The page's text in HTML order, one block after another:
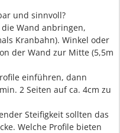
und sinnvoll?
Wand anbringen,
Kranbahn). Winkel oder
der Wand zur Mitte (5,5m
einführen, dann
2 Seiten auf ca. 4cm zu
Steifigkeit sollten das
Welche Profile bieten